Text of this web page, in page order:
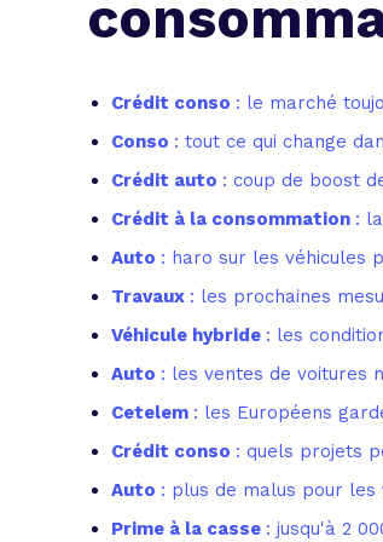
Trouvez votre prêt
Bénéficiez de notre
Crédit conso : le marché
Conso : tout ce qui change
Crédit auto : coup de boost
Crédit à la consommation :
Auto : haro sur les véhicules
Travaux : les prochaines
Véhicule hybride : les
Auto : les ventes de voitures
Cetelem : les Européens
Crédit conso : quels projets
Auto : plus de malus pour les
Prime à la casse : jusqu'à 2